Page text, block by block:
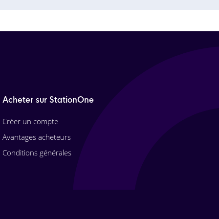
Acheter sur StationOne
Créer un compte
Avantages acheteurs
Conditions générales